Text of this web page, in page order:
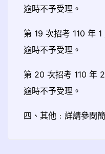
逾時不予受理。
第 19 次招考 110 年
逾時不予受理。
第 20 次招考 110 年
逾時不予受理。
四、其他﹕詳請參閱